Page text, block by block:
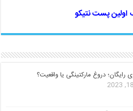
اولین پست نتیکو
رایگان؛ دروغ مارکتینگی یا واقعیت؟